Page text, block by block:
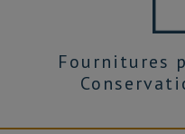
Fournitures